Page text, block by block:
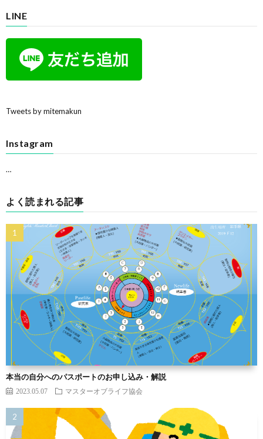
LINE
Tweets by mitemakun
Instagram
…
よく読まれる記事
本当の自分へのパスポートのお申し込み・解説
2023.05.07 マスターオブライフ協会